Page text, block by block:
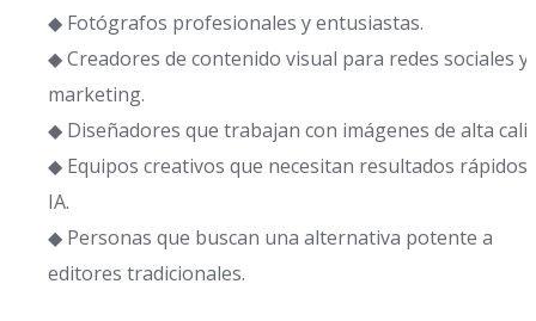
◆ Fotógrafos profesionales y entusiastas.
◆ Creadores de contenido visual para redes sociales y
marketing.
◆ Diseñadores que trabajan con imágenes de alta
◆ Equipos creativos que necesitan resultados rápidos
IA.
◆ Personas que buscan una alternativa potente a
editores tradicionales.